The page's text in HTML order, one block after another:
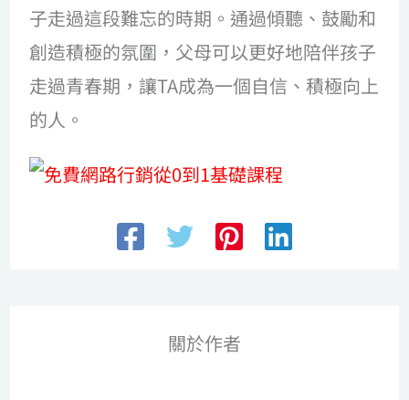
子走過這段難忘的時期。通過傾聽、鼓勵和
創造積極的氛圍，父母可以更好地陪伴孩子
走過青春期，讓TA成為一個自信、積極向上
的人。
關於作者